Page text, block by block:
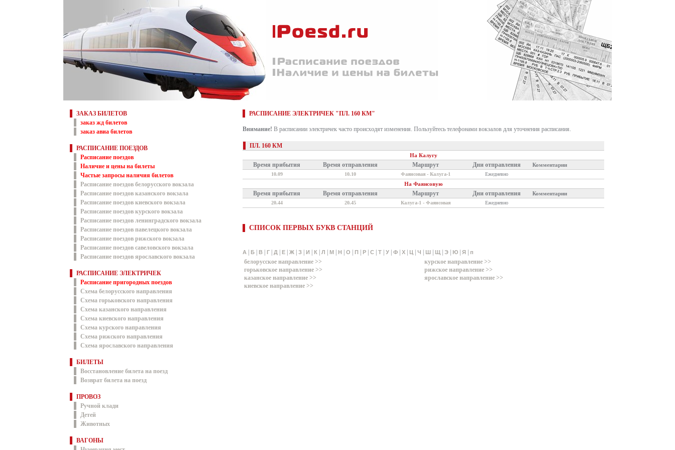
ЗАКАЗ БИЛЕТОВ
заказ жд билетов
заказ авиа билетов
РАСПИСАНИЕ ПОЕЗДОВ
Расписание поездов
Наличие и цены на билеты
Частые запросы наличия билетов
Расписание поездов белорусского вокзала
Расписание поездов казанского вокзала
Расписание поездов киевского вокзала
Расписание поездов курского вокзала
Расписание поездов ленинградского вокзала
Расписание поездов павелецкого вокзала
Расписание поездов рижского вокзала
Расписание поездов савеловского вокзала
Расписание поездов ярославского вокзала
РАСПИСАНИЕ ЭЛЕКТРИЧЕК
Расписание пригородных поездов
Схема белорусского направления
Схема горьковского направления
Схема казанского направления
Схема киевского направления
Схема курского направления
Схема рижского направления
Схема ярославского направления
БИЛЕТЫ
Восстановление билета на поезд
Возврат билета на поезд
ПРОВОЗ
Ручной клади
Детей
Животных
ВАГОНЫ
РАСПИСАНИЕ ЭЛЕКТРИЧЕК "ПЛ. 160 КМ"
Внимание! В расписании электричек часто происходят изменения. Пользуйтесь телефонами вокзалов для уточнения расписания.
ПЛ. 160 КМ
На Калугу
Время прибытия Время отправления Маршрут Дни отправления Комментарии
10.09 10.10 Фаянсовая - Калуга-1 Ежедневно
На Фаянсовую
Время прибытия Время отправления Маршрут Дни отправления Комментарии
20.44 20.45 Калуга-1 - Фаянсовая Ежедневно
СПИСОК ПЕРВЫХ БУКВ СТАНЦИЙ
А Б В Г Д Е Ж З И К Л М Н О П Р С Т У Ф Х Ц Ч Ш Щ Э Ю Я п
белорусское направление >>
горьковское направление >>
казанское направление >>
киевское направление >>
курское направление >>
рижское направление >>
ярославское направление >>